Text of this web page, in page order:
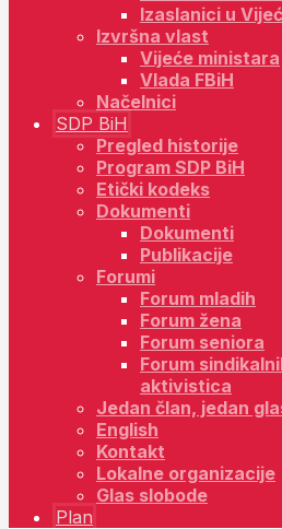
Izaslanici u
Izvršna vlast
Vijeće ministara
Vlada FBiH
Načelnici
SDP BiH
Pregled historije
Program SDP BiH
Etički kodeks
Dokumenti
Dokumenti
Publikacije
Forumi
Forum mladih
Forum žena
Forum seniora
Forum
aktivistica
Jedan član, jedan
English
Kontakt
Lokalne organizacije
Glas slobode
Plan